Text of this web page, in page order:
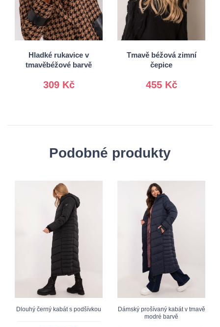
Hladké rukavice v
tmavěbéžové barvě
309 Kč
S/M
L/XL
Tmavě béžová zimní
čepice
455 Kč
Univerzální
Podobné produkty
Dlouhý černý kabát s podšívkou
Dámský prošívaný kabát v tmavě
modré barvě